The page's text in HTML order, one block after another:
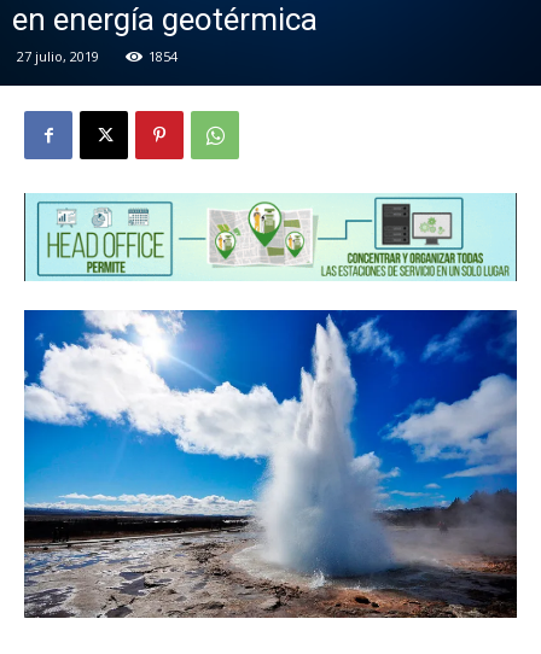
en energía geotérmica
27 julio, 2019 1854